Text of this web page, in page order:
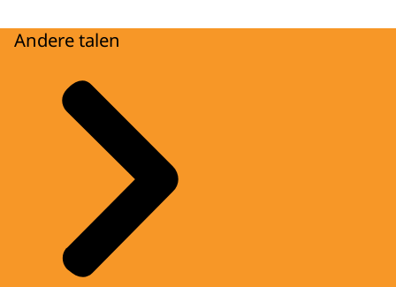
Andere talen